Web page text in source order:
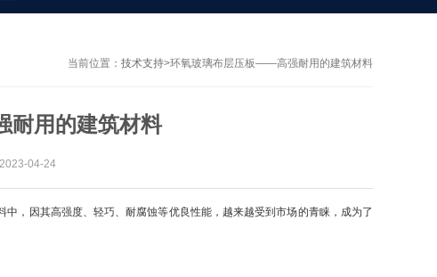
当前位置： 技术支持>环氧玻璃布层压板——高强耐用的建筑材料
用的建筑材料
04-24
因其高强度、轻巧、耐腐蚀等优良性能，越来越受到市场的青睐，成为了